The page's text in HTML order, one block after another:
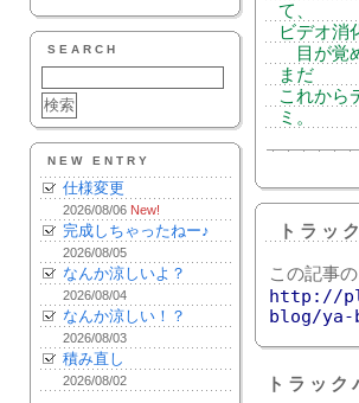
SEARCH
NEW ENTRY
仕様変更
2026/08/06 New!
完成しちゃったねー♪
2026/08/05
なんか涼しいよ？
2026/08/04
なんか涼しい！？
2026/08/03
積み直し
2026/08/02
て、
ビデオ消
目が覚
まだ
これから
ミ。
トラッ
この記事
http://
blog/ya-
トラッ